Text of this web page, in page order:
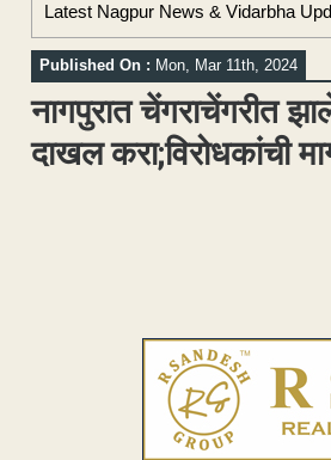
Latest Nagpur News & Vidarbha
Published On : Mon, Mar 11th, 2024
नागपुरात चेंगराचेंगरीत
दाखल करा;विरोधकांची